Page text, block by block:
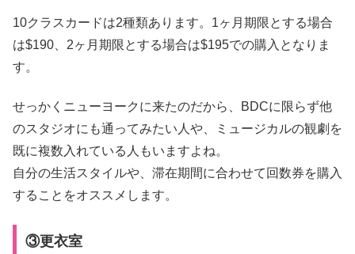
10クラスカードは2種類あります。1ヶ月期限とする場合
は$190、2ヶ月期限とする場合は$195での購入となりま
す。
せっかくニューヨークに来たのだから、BDCに限らず他
のスタジオにも通ってみたい人や、ミュージカルの観劇を
既に複数入れている人もいますよね。
自分の生活スタイルや、滞在期間に合わせて回数券を購入
することをオススメします。
③更衣室